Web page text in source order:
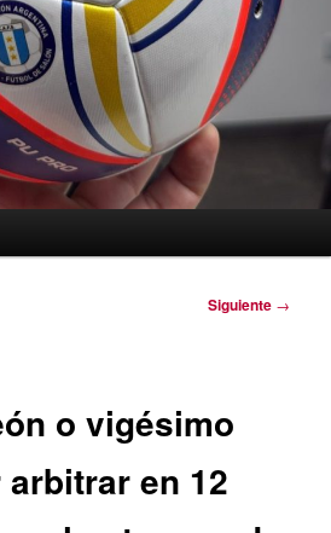
Siguiente →
o vigésimo
en 12